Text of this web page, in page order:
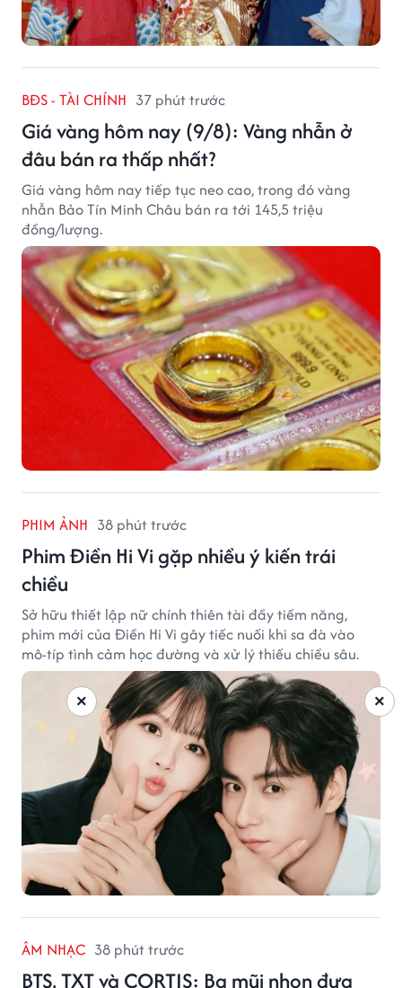
BĐS - TÀI CHÍNH 37 phút trước
Giá vàng hôm nay (9/8): Vàng nhẫn ở
đâu bán ra thấp nhất?
Giá vàng hôm nay tiếp tục neo cao, trong đó vàng
nhẫn Bảo Tín Minh Châu bán ra tới 145,5 triệu
đồng/lượng.
PHIM ẢNH 38 phút trước
Phim Điền Hi Vi gặp nhiều ý kiến trái
chiều
Sở hữu thiết lập nữ chính thiên tài đầy tiềm năng,
phim mới của Điền Hi Vi gây tiếc nuối khi sa đà vào
mô-típ tình cảm học đường và xử lý thiếu chiều sâu.
ÂM NHẠC 38 phút trước
BTS, TXT và CORTIS: Ba mũi nhọn đưa
×
×